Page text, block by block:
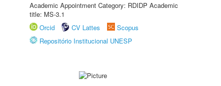
Academic Appointment Category: RDIDP Academic
title: MS-3.1
Orcid
CV Lattes
Scopus
Repositório Institucional UNESP